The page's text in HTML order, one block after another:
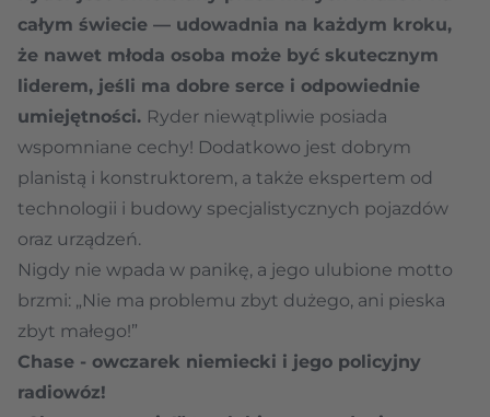
całym świecie — udowadnia na każdym kroku,
że nawet młoda osoba może być skutecznym
liderem, jeśli ma dobre serce i odpowiednie
umiejętności. Ryder niewątpliwie posiada
wspomniane cechy! Dodatkowo jest dobrym
planistą i konstruktorem, a także ekspertem od
technologii i budowy specjalistycznych pojazdów
oraz urządzeń.
Nigdy nie wpada w panikę, a jego ulubione motto
brzmi: „Nie ma problemu zbyt dużego, ani pieska
zbyt małego!”
Chase - owczarek niemiecki i jego policyjny
radiowóz!